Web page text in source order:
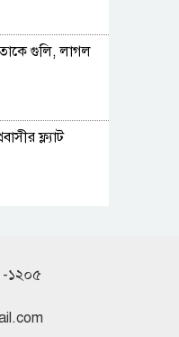
গুলি, লাগল
ফ্ল্যাট
তিন
-১২০৫